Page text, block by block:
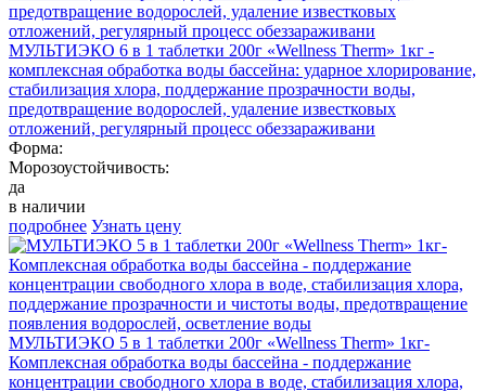
МУЛЬТИЭКО 6 в 1 таблетки 200г «Wellness Therm» 1кг -
комплексная обработка воды бассейна: ударное хлорирование,
стабилизация хлора, поддержание прозрачности воды,
предотвращение водорослей, удаление известковых
отложений, регулярный процесс обеззараживани
Форма:
Морозоустойчивость:
да
в наличии
подробнее Узнать цену
МУЛЬТИЭКО 5 в 1 таблетки 200г «Wellness Therm» 1кг-
Комплексная обработка воды бассейна - поддержание
концентрации свободного хлора в воде, стабилизация хлора,